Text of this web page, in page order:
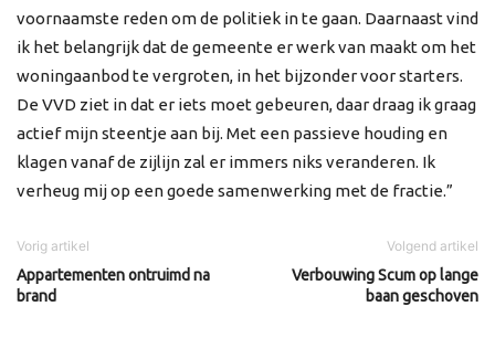
voornaamste reden om de politiek in te gaan. Daarnaast vind
ik het belangrijk dat de gemeente er werk van maakt om het
woningaanbod te vergroten, in het bijzonder voor starters.
De VVD ziet in dat er iets moet gebeuren, daar draag ik graag
actief mijn steentje aan bij. Met een passieve houding en
klagen vanaf de zijlijn zal er immers niks veranderen. Ik
verheug mij op een goede samenwerking met de fractie.”
Vorig artikel
Appartementen ontruimd na
brand
Volgend artikel
Verbouwing Scum op lange
baan geschoven